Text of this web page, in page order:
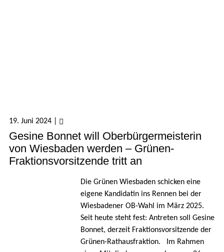
19. Juni 2024
Gesine Bonnet will Oberbürgermeisterin
von Wiesbaden werden – Grünen-
Fraktionsvorsitzende tritt an
Die Grünen Wiesbaden schicken eine
eigene Kandidatin ins Rennen bei der
Wiesbadener OB-Wahl im März 2025.
Seit heute steht fest: Antreten soll Gesine
Bonnet, derzeit Fraktionsvorsitzende der
Grünen-Rathausfraktion. Im Rahmen